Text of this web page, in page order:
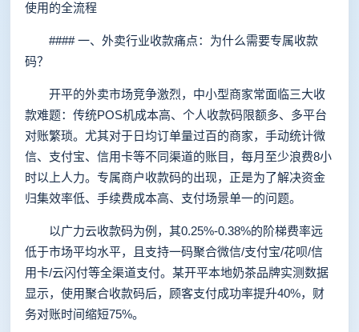
使用的全流程
#### 一、外卖行业收款痛点：为什么需要专属收款
码？
开平的外卖市场竞争激烈，中小型商家常面临三大收
款难题：传统POS机成本高、个人收款码限额多、多平台
对账繁琐。尤其对于日均订单量过百的商家，手动统计微
信、支付宝、信用卡等不同渠道的账目，每月至少浪费8小
时以上人力。专属商户收款码的出现，正是为了解决资金
归集效率低、手续费成本高、支付场景单一的问题。
以广力云收款码为例，其0.25%-0.38%的阶梯费率远
低于市场平均水平，且支持一码聚合微信/支付宝/花呗/信
用卡/云闪付等全渠道支付。某开平本地奶茶品牌实测数据
显示，使用聚合收款码后，顾客支付成功率提升40%，财
务对账时间缩短75%。